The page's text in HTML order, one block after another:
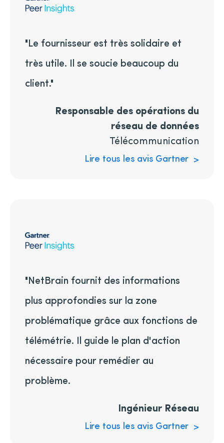
"Le fournisseur est très solidaire et
très utile. Il se soucie beaucoup du
client."
Responsable des opérations du
réseau de données
Télécommunication
Lire tous les avis Gartner
"NetBrain fournit des informations
plus approfondies sur la zone
problématique grâce aux fonctions de
télémétrie. Il guide le plan d'action
nécessaire pour remédier au
problème.
Ingénieur Réseau
Lire tous les avis Gartner